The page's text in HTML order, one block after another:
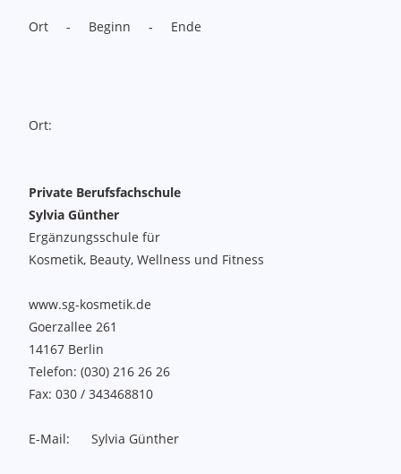
Ort - Beginn - Ende
Ort:
Private Berufsfachschule
Sylvia Günther
Ergänzungsschule für
Kosmetik, Beauty, Wellness und Fitness
www.sg-kosmetik.de
Goerzallee 261
14167 Berlin
Telefon:(030) 216 26 26
Fax:030 / 343468810
E-Mail: Sylvia Günther